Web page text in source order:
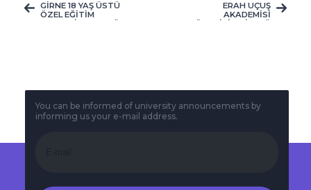
GİRNE 18 YAŞ ÜSTÜ
ÖZEL EĞİTİM
ERAH UÇUŞ
AKADEMİSİ
You can be informed of university announcements by
informing us your e-mail address.